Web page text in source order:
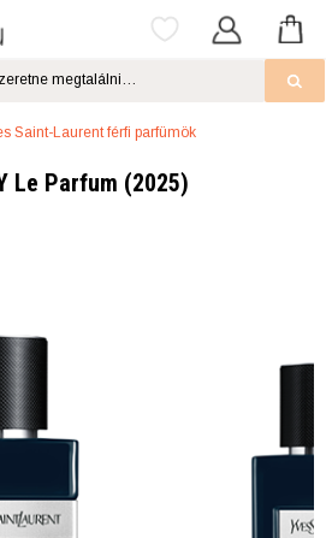
Saint-Laurent férfi parfümök
Le Parfum (2025)